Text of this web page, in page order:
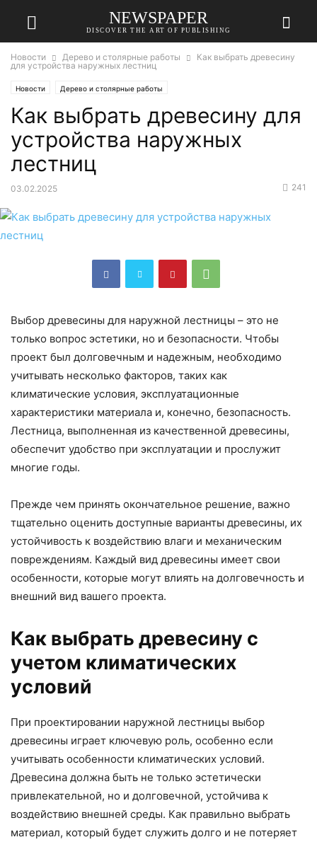
NEWSPAPER
DISCOVER THE ART OF PUBLISHING
Новости Дерево и столярные работы
Как выбрать древесину
для устройства наружных лестниц
Новости Дерево и столярные работы
Как выбрать древесину для
устройства наружных
лестниц
03.02.2025 241
Выбор древесины для наружной лестницы – это не
только вопрос эстетики, но и безопасности. Чтобы
проект был долговечным и надежным, необходимо
учитывать несколько факторов, таких как
климатические условия, эксплуатационные
характеристики материала и, конечно, безопасность.
Лестница, выполненная из качественной древесины,
обеспечит удобство при эксплуатации и прослужит
многие годы.
Прежде чем принять окончательное решение, важно
тщательно оценить доступные варианты древесины, их
устойчивость к воздействию влаги и механическим
повреждениям. Каждый вид древесины имеет свои
особенности, которые могут влиять на долговечность и
внешний вид вашего проекта.
Как выбрать древесину с
учетом климатических
условий
При проектировании наружной лестницы выбор
древесины играет ключевую роль, особенно если
учитывать особенности климатических условий.
Древесина должна быть не только эстетически
привлекательной, но и долговечной, устойчива к
воздействию внешней среды. Как правильно выбрать
материал, который будет служить долго и не потеряет